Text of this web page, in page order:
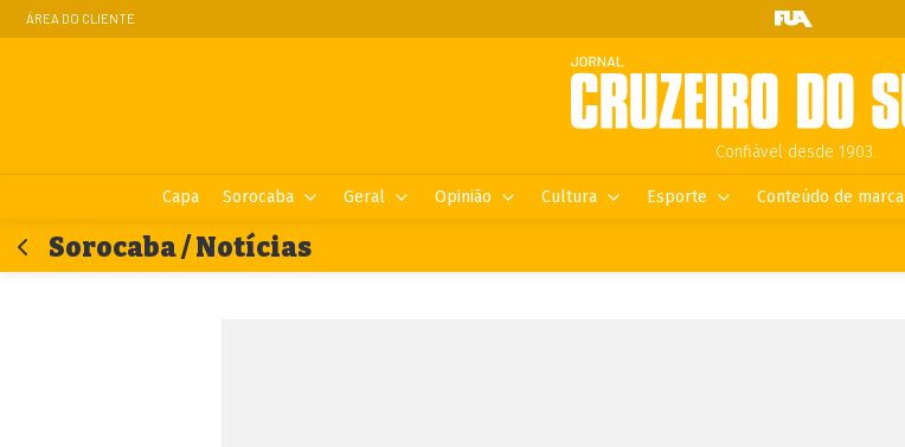
ÁREA DO CLIENTE
Confiável desde 1903.
Capa Sorocaba Geral Opinião Cultura Esporte Conteúdo de marca
Sorocaba / Notícias